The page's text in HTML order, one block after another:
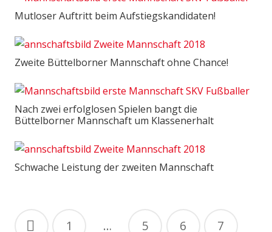
Mutloser Auftritt beim Aufstiegskandidaten!
Zweite Büttelborner Mannschaft ohne Chance!
Nach zwei erfolglosen Spielen bangt die
Büttelborner Mannschaft um Klassenerhalt
Schwache Leistung der zweiten Mannschaft
Beitragsnavigation
1 … 5 6 7